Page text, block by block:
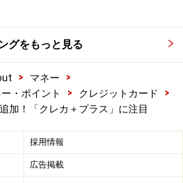
グをもっと見る
> マネー
>
・ポイント
> クレジットカード
>
加！「クレカ＋プラス」に注目
採用情報
広告掲載